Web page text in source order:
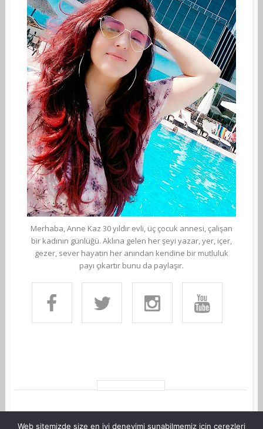
Merhaba, Anne Kaz 30 yıldır evli, üç çocuk annesi, çalışan
bir kadının günlüğü. Aklına gelen her şeyi yazar, yer, içer,
gezer, sever hayatın her anından kendine bir mutluluk
payı çıkartır bunu da paylaşır.
Web sitemizde size en iyi deneyimi sunabilmemiz için çerezleri